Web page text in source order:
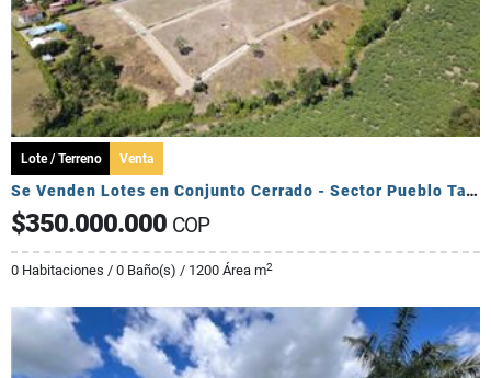
Lote / Terreno Venta
Se Venden Lotes en Conjunto Cerrado - Sector Pueblo Tapado
$350.000.000 COP
0 Habitaciones / 0 Baño(s) / 1200 Área m2